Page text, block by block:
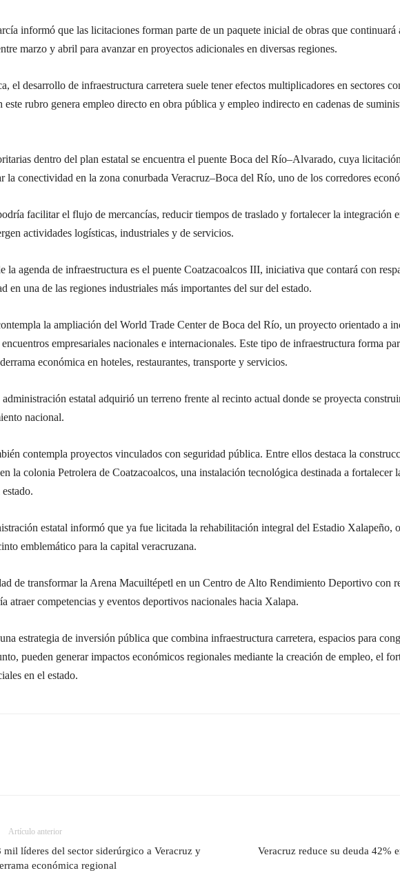
informó que las licitaciones forman parte de un paquete inicial de obras que continuará
marzo y abril para avanzar en proyectos adicionales en diversas regiones.
el desarrollo de infraestructura carretera suele tener efectos multiplicadores en sectores
rubro genera empleo directo en obra pública y empleo indirecto en cadenas de
dentro del plan estatal se encuentra el puente Boca del Río–Alvarado, cuya
la conectividad en la zona conurbada Veracruz–Boca del Río, uno de los corredores
facilitar el flujo de mercancías, reducir tiempos de traslado y fortalecer la integración
actividades logísticas, industriales y de servicios.
la agenda de infraestructura es el puente Coatzacoalcos III, iniciativa que contará con
en una de las regiones industriales más importantes del sur del estado.
la ampliación del World Trade Center de Boca del Río, un proyecto orientado a
empresariales nacionales e internacionales. Este tipo de infraestructura forma
económica en hoteles, restaurantes, transporte y servicios.
estatal adquirió un terreno frente al recinto actual donde se proyecta
nacional.
contempla proyectos vinculados con seguridad pública. Entre ellos destaca la
la colonia Petrolera de Coatzacoalcos, una instalación tecnológica destinada a fortalecer
estatal informó que ya fue licitada la rehabilitación integral del Estadio Xalapeño,
emblemático para la capital veracruzana.
de transformar la Arena Macuiltépetl en un Centro de Alto Rendimiento Deportivo con
atraer competencias y eventos deportivos nacionales hacia Xalapa.
estrategia de inversión pública que combina infraestructura carretera, espacios para
pueden generar impactos económicos regionales mediante la creación de empleo, el
en el estado.
Artículo anterior
mil líderes del sector siderúrgico a Veracruz y
económica regional
Veracruz reduce su deuda 42%